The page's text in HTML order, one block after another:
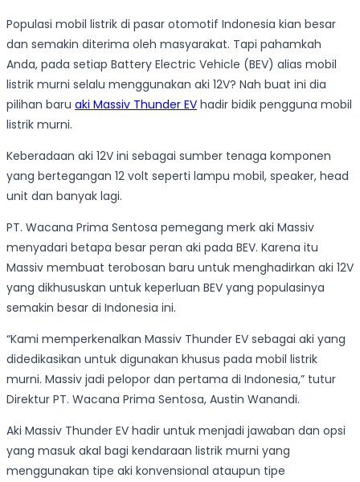
Populasi mobil listrik di pasar otomotif Indonesia kian besar
dan semakin diterima oleh masyarakat. Tapi pahamkah
Anda, pada setiap Battery Electric Vehicle (BEV) alias mobil
listrik murni selalu menggunakan aki 12V? Nah buat ini dia
pilihan baru aki Massiv Thunder EV hadir bidik pengguna mobil
listrik murni.
Keberadaan aki 12V ini sebagai sumber tenaga komponen
yang bertegangan 12 volt seperti lampu mobil, speaker, head
unit dan banyak lagi.
PT. Wacana Prima Sentosa pemegang merk aki Massiv
menyadari betapa besar peran aki pada BEV. Karena itu
Massiv membuat terobosan baru untuk menghadirkan aki 12V
yang dikhususkan untuk keperluan BEV yang populasinya
semakin besar di Indonesia ini.
“Kami memperkenalkan Massiv Thunder EV sebagai aki yang
didedikasikan untuk digunakan khusus pada mobil listrik
murni. Massiv jadi pelopor dan pertama di Indonesia,” tutur
Direktur PT. Wacana Prima Sentosa, Austin Wanandi.
Aki Massiv Thunder EV hadir untuk menjadi jawaban dan opsi
yang masuk akal bagi kendaraan listrik murni yang
menggunakan tipe aki konvensional ataupun tipe